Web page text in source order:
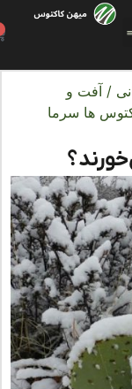
آفت و
ها سرما